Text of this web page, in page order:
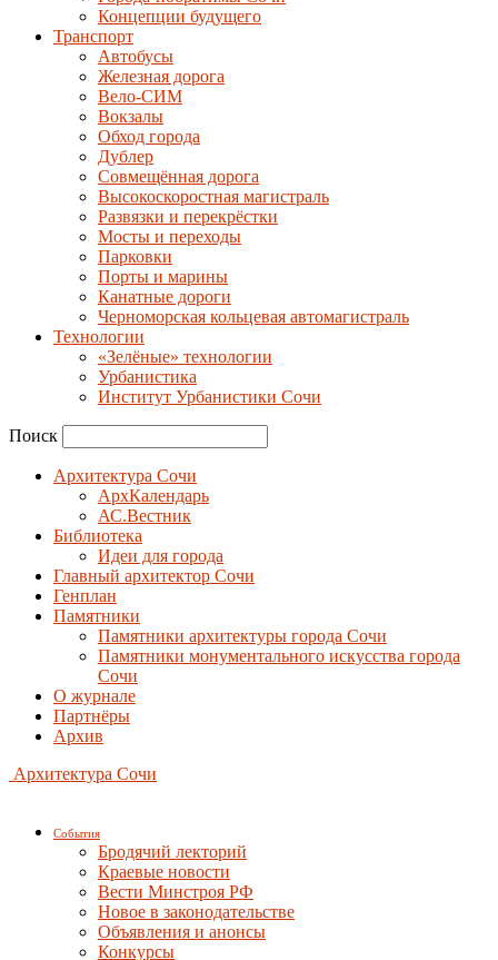
Концепции будущего
Транспорт
Автобусы
Железная дорога
Вело-СИМ
Вокзалы
Обход города
Дублер
Совмещённая дорога
Высокоскоростная магистраль
Развязки и перекрёстки
Мосты и переходы
Парковки
Порты и марины
Канатные дороги
Черноморская кольцевая автомагистраль
Технологии
«Зелёные» технологии
Урбанистика
Институт Урбанистики Сочи
Поиск
Архитектура Сочи
АрхКалендарь
АС.Вестник
Библиотека
Идеи для города
Главный архитектор Сочи
Генплан
Памятники
Памятники архитектуры города Сочи
Памятники монументального искусства города
Сочи
О журнале
Партнёры
Архив
Архитектура Сочи
События
Бродячий лекторий
Краевые новости
Вести Минстроя РФ
Новое в законодательстве
Объявления и анонсы
Конкурсы